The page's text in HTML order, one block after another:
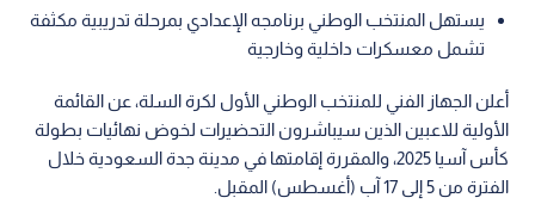
يستهل المنتخب الوطني برنامجه الإعدادي بمرحلة تدريبية مكثفة
تشمل معسكرات داخلية وخارجية
أعلن الجهاز الفني للمنتخب الوطني الأول لكرة السلة، عن القائمة
الأولية للاعبين الذين سيباشرون التحضيرات لخوض نهائيات بطولة
كأس آسيا 2025، والمقررة إقامتها في مدينة جدة السعودية خلال
الفترة من 5 إلى 17 آب (أغسطس) المقبل.